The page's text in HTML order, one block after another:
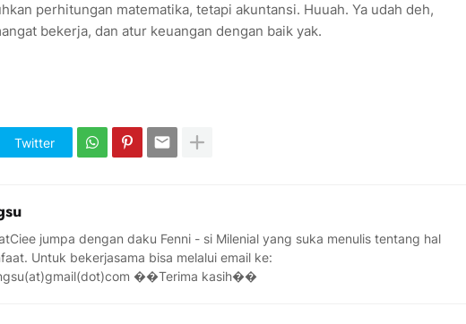
perhitungan matematika, tetapi akuntansi. Huuah. Ya udah deh,
bekerja, dan atur keuangan dengan baik yak.
Twitter
jumpa dengan daku Fenni - si Milenial yang suka menulis tentang hal
Untuk bekerjasama bisa melalui email ke:
��Terima kasih��